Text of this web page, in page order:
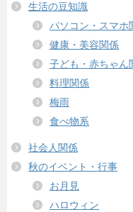
生活の豆知識
パソコン・スマホ
健康・美容関係
子ども・赤ちゃん
料理関係
梅雨
食べ物系
社会人関係
秋のイベント・行事
お月見
ハロウィン